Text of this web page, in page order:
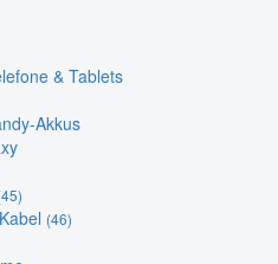
& Tablets
Akkus
(46)